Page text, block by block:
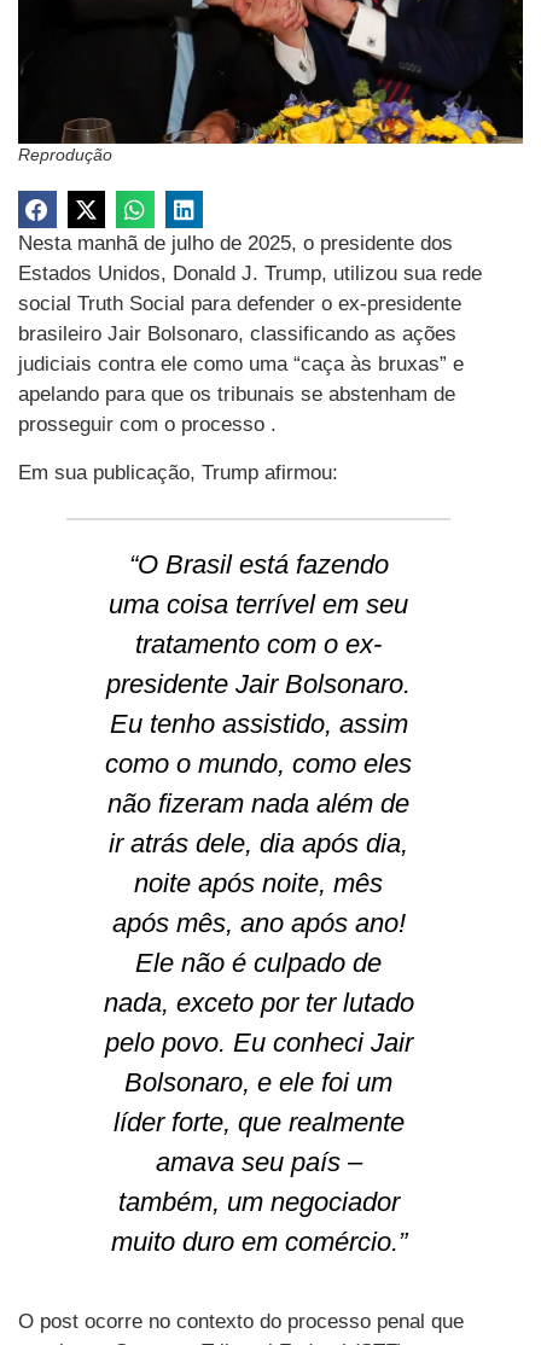
Reprodução
Nesta manhã de julho de 2025, o presidente dos
Estados Unidos, Donald J. Trump, utilizou sua rede
social Truth Social para defender o ex-presidente
brasileiro Jair Bolsonaro, classificando as ações
judiciais contra ele como uma “caça às bruxas” e
apelando para que os tribunais se abstenham de
prosseguir com o processo .
Em sua publicação, Trump afirmou:
“O Brasil está fazendo
uma coisa terrível em seu
tratamento com o ex-
presidente Jair Bolsonaro.
Eu tenho assistido, assim
como o mundo, como eles
não fizeram nada além de
ir atrás dele, dia após dia,
noite após noite, mês
após mês, ano após ano!
Ele não é culpado de
nada, exceto por ter lutado
pelo povo. Eu conheci Jair
Bolsonaro, e ele foi um
líder forte, que realmente
amava seu país –
também, um negociador
muito duro em comércio.”
O post ocorre no contexto do processo penal que